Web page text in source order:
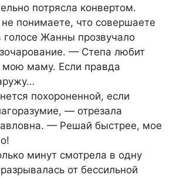
потрясла конвертом.
понимаете, что совершаете
Жанны прозвучало
— Степа любит
маму. Если правда
похороненной, если
— отрезала
— Решай быстрее, мое
минут смотрела в одну
от бессильной